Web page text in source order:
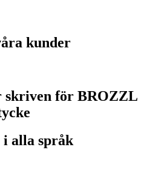
kunder
skriven för BROZZL
i alla språk